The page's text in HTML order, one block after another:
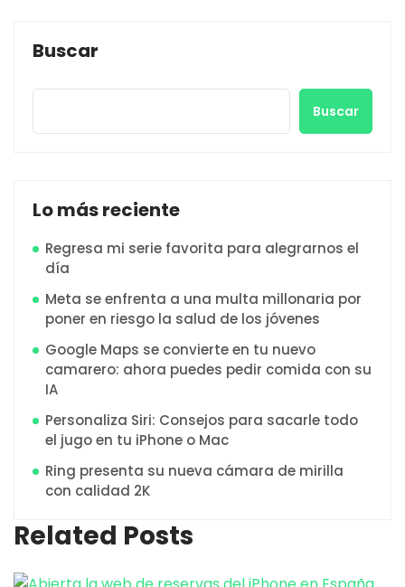
Buscar
Buscar
Lo más reciente
Regresa mi serie favorita para alegrarnos el
día
Meta se enfrenta a una multa millonaria por
poner en riesgo la salud de los jóvenes
Google Maps se convierte en tu nuevo
camarero: ahora puedes pedir comida con su
IA
Personaliza Siri: Consejos para sacarle todo
el jugo en tu iPhone o Mac
Ring presenta su nueva cámara de mirilla
con calidad 2K
Related Posts